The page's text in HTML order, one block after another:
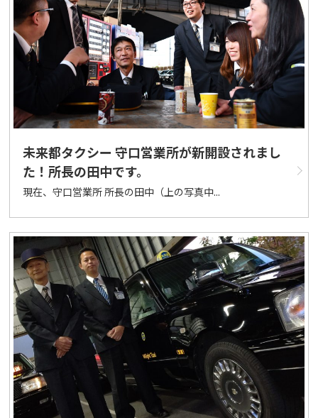
未来都タクシー 守口営業所が新開設されまし
た！所長の田中です。
現在、守口営業所 所長の田中（上の写真中...